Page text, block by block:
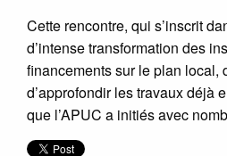
Cette rencontre, qui s’inscrit
d’intense transformation des
financements sur le plan local,
d’approfondir les travaux déjà
que l’APUC a initiés avec